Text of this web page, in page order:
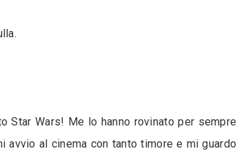
Star Wars! Me lo hanno rovinato per
al cinema con tanto timore e mi